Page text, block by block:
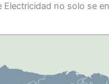
Electricidad no solo se